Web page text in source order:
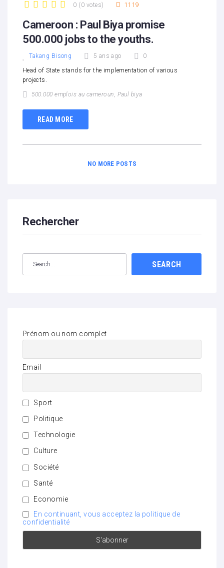
0 ( 0 votes) 1119
Cameroon : Paul Biya promise
500.000 jobs to the youths.
Takang Bisong 5 ans ago 0
Head of State stands for the implementation of various
projects.
500.000 emplois au cameroun, Paul biya
READ MORE
NO MORE POSTS
Rechercher
SEARCH
Prénom ou nom complet
Email
Sport
Politique
Technologie
Culture
Société
Santé
Economie
En continuant, vous acceptez la politique de
confidentialité